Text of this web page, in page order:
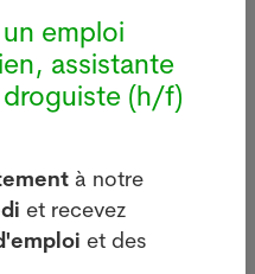
emploi
assistante
(h/f)
à notre
et recevez
et des